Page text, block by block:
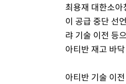
최용재 대한소
이 공급 중단 선
랴 기술 이전 등
아티반 재고 바
아티반 기술 이